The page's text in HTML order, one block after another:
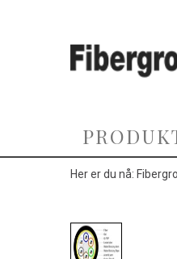
Her er du nå: